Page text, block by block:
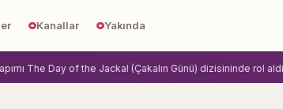
Kanallar Yakında
The Day of the Jackal (Çakalın Günü) dizisininde rol aldi.